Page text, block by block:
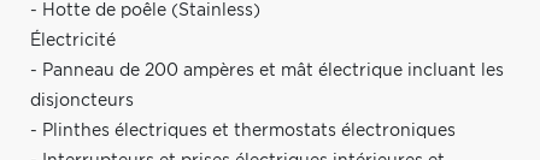
- Hotte de poêle (Stainless)
Électricité
- Panneau de 200 ampères et mât électrique incluant les
disjoncteurs
- Plinthes électriques et thermostats électroniques